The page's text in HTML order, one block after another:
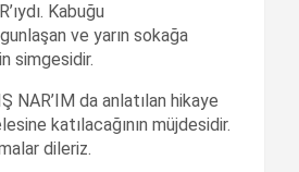
Kabuğu
ve yarın sokağa
simgesidir.
NAR’IM da anlatılan hikaye
katılacağının müjdesidir.
dileriz.